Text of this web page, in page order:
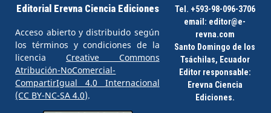
Editorial Erevna Ciencia Ediciones
Acceso abierto y distribuido según
los términos y condiciones de la
licenciaCreative Commons
Atribución-NoComercial-
CompartirIgual 4.0 Internacional
(CC BY-NC-SA 4.0).
Tel. +593-98-096-3706
email: editor@e-
revna.com
Santo Domingo de los
Tsáchilas, Ecuador
Editor responsable:
Erevna Ciencia
Ediciones.